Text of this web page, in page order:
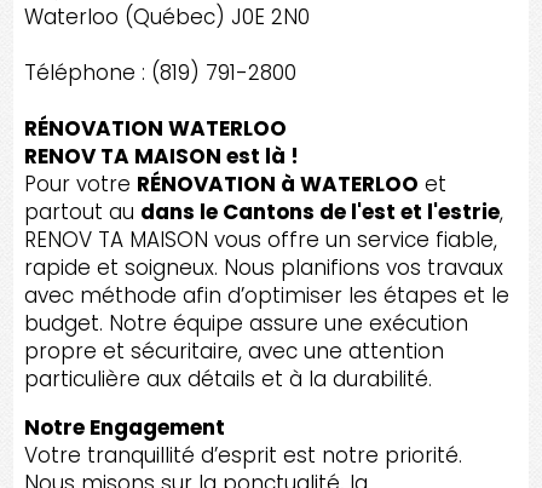
Waterloo (Québec) J0E 2N0
Téléphone : (819) 791-2800
RÉNOVATION WATERLOO
RENOV TA MAISON est là !
Pour votre RÉNOVATION à WATERLOO et
partout au dans le Cantons de l'est et l'estrie,
RENOV TA MAISON vous offre un service fiable,
rapide et soigneux. Nous planifions vos travaux
avec méthode afin d’optimiser les étapes et le
budget. Notre équipe assure une exécution
propre et sécuritaire, avec une attention
particulière aux détails et à la durabilité.
Notre Engagement
Votre tranquillité d’esprit est notre priorité.